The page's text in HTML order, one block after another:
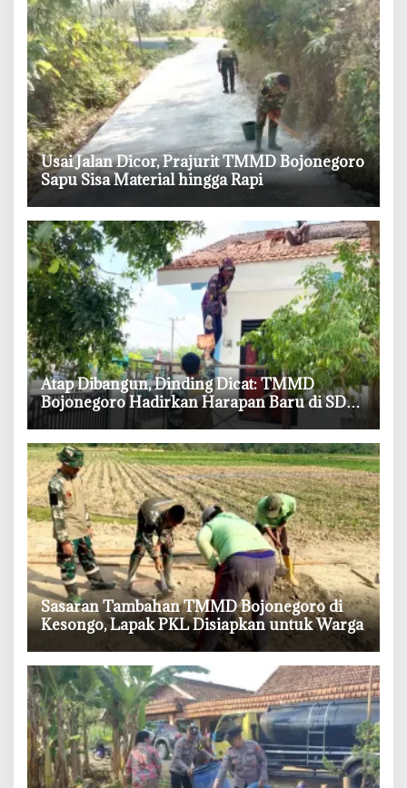
‎Usai Jalan Dicor, Prajurit TMMD Bojonegoro
Sapu Sisa Material hingga Rapi
‎Atap Dibangun, Dinding Dicat: TMMD
Bojonegoro Hadirkan Harapan Baru di SDN
Kesongo 1
‎Sasaran Tambahan TMMD Bojonegoro di
Kesongo, Lapak PKL Disiapkan untuk Warga